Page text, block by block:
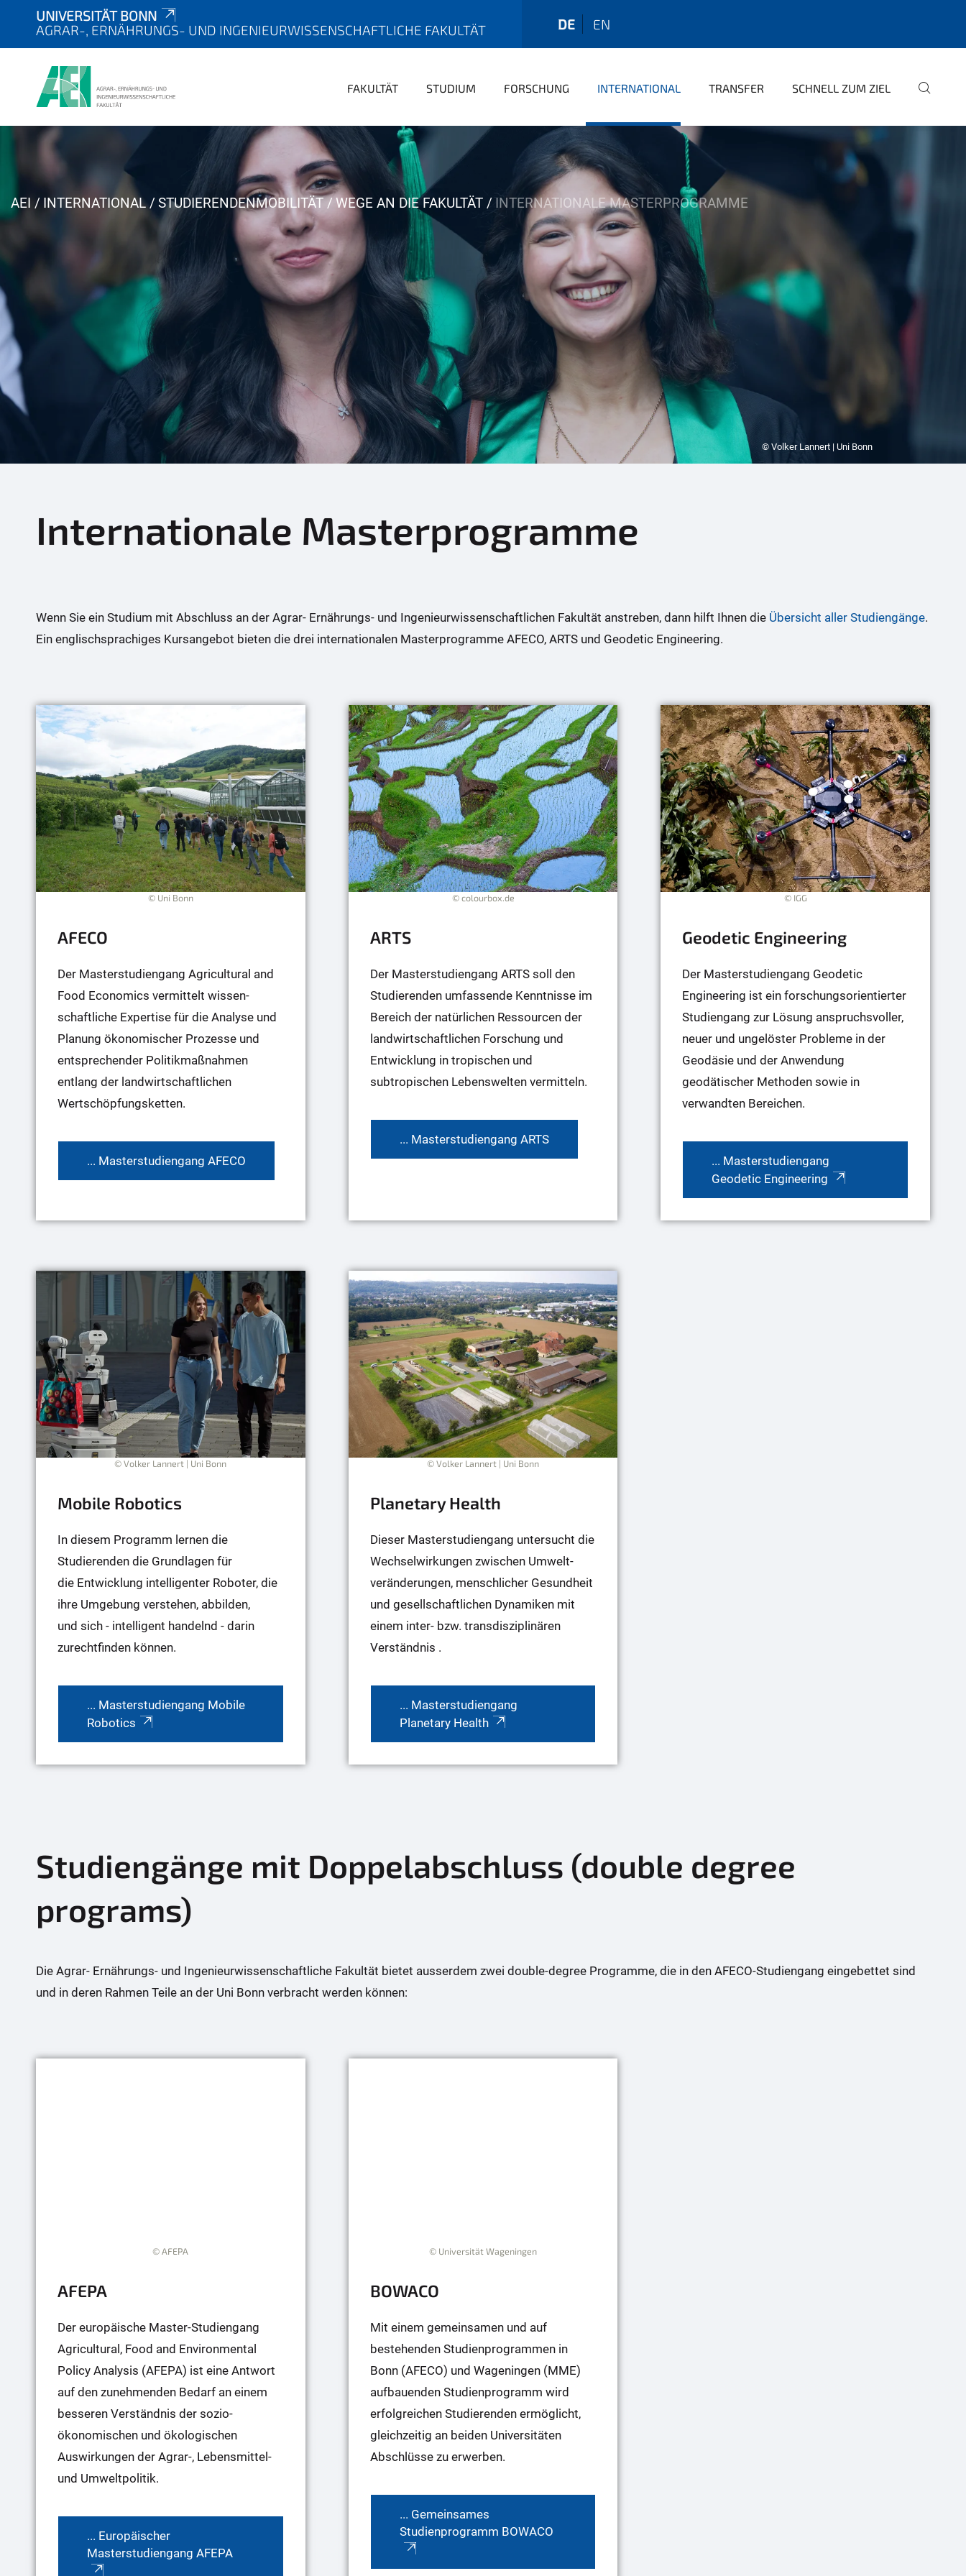
UNIVERSITÄT BONN
AGRAR-, ERNÄHRUNGS- UND INGENIEURWISSENSCHAFTLICHE FAKULTÄT
DE EN
FAKULTÄT STUDIUM FORSCHUNG INTERNATIONAL TRANSFER SCHNELL ZUM ZIEL
Y
o
h
e
e
:
AEI INTERNATIONAL STUDIERENDENMOBILITÄT WEGE AN DIE FAKULTÄT INTERNATIONALE MASTERPROGRAMME
© Volker Lannert | Uni Bonn
Internationale Masterprogramme
Wenn Sie ein Studium mit Abschluss an der Agrar- Ernährungs- und Ingenieurwissenschaftlichen Fakultät anstreben, dann hilft Ihnen die Übersicht aller Studiengänge.
Ein englischsprachiges Kursangebot bieten die drei internationalen Masterprogramme AFECO, ARTS und Geodetic Engineering.
© Uni Bonn
AFECO
Der Masterstudiengang Agricultural and
Food Economics vermittelt wissen­
schaftliche Expertise für die Analyse und
Planung ökonomischer Prozesse und
entsprechender Politikmaßnahmen
entlang der landwirtschaftlichen
Wertschöpfungsketten.
... Masterstudiengang AFECO
© colourbox.de
ARTS
Der Masterstudiengang ARTS soll den
Studierenden umfassende Kenntnisse im
Bereich der natürlichen Ressourcen der
landwirtschaftlichen Forschung und
Entwicklung in tropischen und
subtropischen Lebenswelten vermitteln.
... Masterstudiengang ARTS
© IGG
Geodetic Engineering
Der Masterstudiengang Geodetic
Engineering ist ein forschungsorientierter
Studiengang zur Lösung anspruchsvoller,
neuer und ungelöster Probleme in der
Geodäsie und der Anwendung
geodätischer Methoden sowie in
verwandten Bereichen.
... Masterstudiengang
Geodetic Engineering
© Volker Lannert | Uni Bonn
Mobile Robotics
In diesem Programm lernen die
Studierenden die Grundlagen für
die Entwicklung intelligenter Roboter, die
ihre Umgebung verstehen, abbilden,
und sich - intelligent handelnd - darin
zurechtfinden können.
... Masterstudiengang Mobile
Robotics
© Volker Lannert | Uni Bonn
Planetary Health
Dieser Masterstudiengang untersucht die
Wechsel­wirkungen zwischen Umwelt­
veränderungen, menschlicher Gesundheit
und gesellschaftlichen Dynamiken mit
einem inter- bzw. trans­disziplinären
Verständnis .
... Masterstudiengang
Planetary Health
Studiengänge mit Doppelabschluss (double degree
programs)
Die Agrar- Ernährungs- und Ingenieurwissenschaftliche Fakultät bietet ausserdem zwei double-degree Programme, die in den AFECO-Studiengang eingebettet sind
und in deren Rahmen Teile an der Uni Bonn verbracht werden können:
© AFEPA
AFEPA
Der europäische Master-Studiengang
Agricultural, Food and Environmental
Policy Analysis (AFEPA) ist eine Antwort
auf den zunehmenden Bedarf an einem
besseren Verständnis der sozio­
ökonomischen und ökologischen
Auswirkungen der Agrar-, Lebensmittel-
und Umweltpolitik.
... Europäischer
Masterstudiengang AFEPA
© Universität Wageningen
BOWACO
Mit einem gemeinsamen und auf
bestehenden Studienprogrammen in
Bonn (AFECO) und Wageningen (MME)
aufbauenden Studienprogramm wird
erfolgreichen Studierenden ermöglicht,
gleichzeitig an beiden Universitäten
Abschlüsse zu erwerben.
... Gemeinsames
Studienprogramm BOWACO